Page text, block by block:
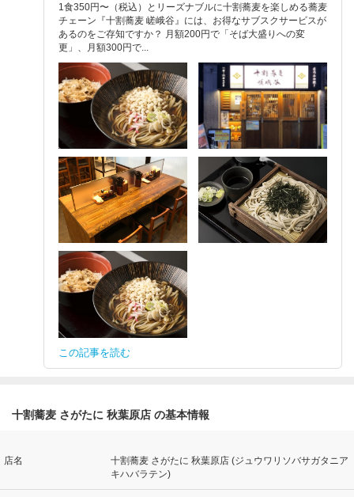
1食350円〜（税込）とリーズナブルに十割蕎麦を楽しめる蕎麦
チェーン『十割蕎麦 嵯峨谷』には、お得なサブスクサービスが
あるのをご存知ですか？ 月額200円で「そば大盛りへの変
更」、月額300円で...
この記事を読む
十割蕎麦 さがたに 秋葉原店 の基本情報
店名
十割蕎麦 さがたに 秋葉原店 (ジュウワリソバサガタニア
キハバラテン)